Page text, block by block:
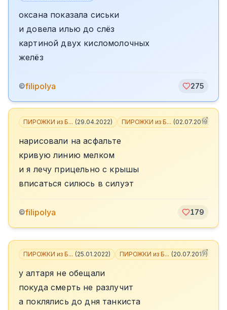
оксана показала сиськи
и довела илью до слёз
картиной двух кисломолочных
желёз
©filipolya 275
ПИРОЖКИ из Б... (29.04.2022) ПИРОЖКИ из Б... (02.07.2019
нарисовали на асфальте
кривую линию мелком
и я лечу прицельно с крышы
вписаться силюсь в силуэт
©filipolya 179
ПИРОЖКИ из Б... (25.01.2022) ПИРОЖКИ из Б... (20.07.2017)
у алтаря не обещали
покуда смерть не разлучит
а поклялись до дня танкиста